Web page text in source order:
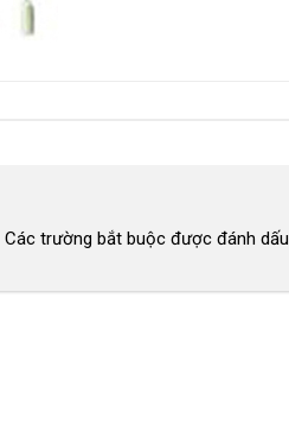
Các trường bắt buộc được đánh dấu